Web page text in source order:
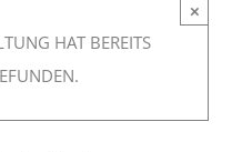
HAT BEREITS
×